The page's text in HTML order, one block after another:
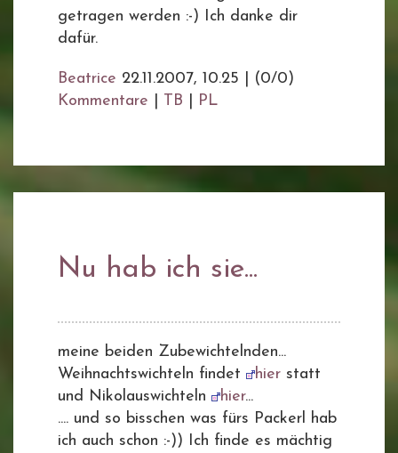
getragen werden :-) Ich danke dir
dafür.
Beatrice 22.11.2007, 10.25
(0/0)
Kommentare
TB PL
Nu hab ich sie...
meine beiden Zubewichtelnden...
Weihnachtswichteln findet
hier statt
und Nikolauswichteln
hier...
.... und so bisschen was fürs Packerl hab
ich auch schon :-)) Ich finde es mächtig